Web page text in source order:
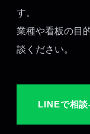
す。
業種や看板の目
談ください。
LINEで相談